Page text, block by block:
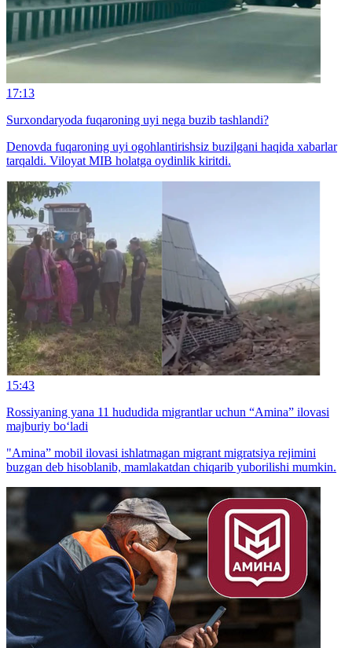
17:13
Surxondaryoda fuqaroning uyi nega buzib tashlandi?
Denovda fuqaroning uyi ogohlantirishsiz buzilgani haqida xabarlar
tarqaldi. Viloyat MIB holatga oydinlik kiritdi.
15:43
Rossiyaning yana 11 hududida migrantlar uchun “Amina” ilovasi
majburiy bo‘ladi
"Amina” mobil ilovasi ishlatmagan migrant migratsiya rejimini
buzgan deb hisoblanib, mamlakatdan chiqarib yuborilishi mumkin.